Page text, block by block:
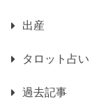
出産
タロット占い
過去記事